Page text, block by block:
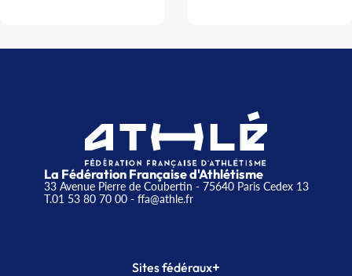
La Fédération Française d'Athlétisme
33 Avenue Pierre de Coubertin - 75640 Paris Cedex 13
T.01 53 80 70 00- ffa@athle.fr
Sites fédéraux+